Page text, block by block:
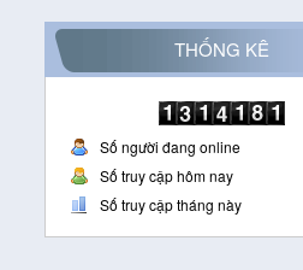
THỐNG KÊ
Số người đang online
Số truy cập hôm nay
Số truy cập tháng này